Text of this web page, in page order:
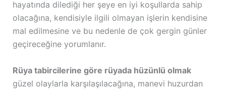
hayatında dilediği her şeye en iyi koşullarda sahip
olacağına, kendisiyle ilgili olmayan işlerin kendisine
mal edilmesine ve bu nedenle de çok gergin günler
geçireceğine yorumlanır.
Rüya tabircilerine göre rüyada hüzünlü olmak
güzel olaylarla karşılaşılacağına, manevi huzurdan